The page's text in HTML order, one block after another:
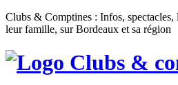
Clubs & Comptines : Infos, spectacles,
leur famille, sur Bordeaux et sa région
Clubs